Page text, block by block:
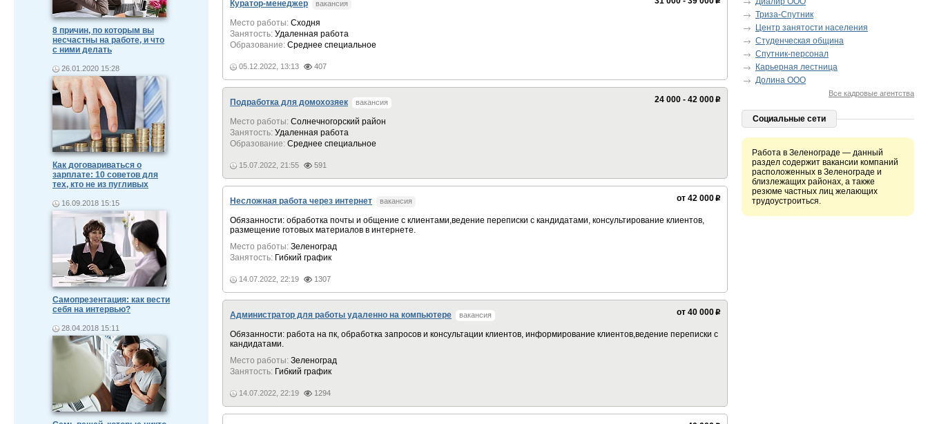
8 причин, по которым вы
несчастны на работе, и что
с ними делать
26.01.2020 15:28
Как договариваться о
зарплате: 10 советов для
тех, кто не из пугливых
16.09.2018 15:15
Самопрезентация: как вести
себя на интервью?
28.04.2018 15:11
Куратор-менеджер вакансия
Место работы: Сходня
Занятость: Удаленная работа
Образование: Среднее специальное
05.12.2022, 13:13 407
24 000 - 42 000 p
Подработка для домохозяек вакансия
Место работы: Солнечногорский район
Занятость: Удаленная работа
Образование: Среднее специальное
15.07.2022, 21:55 591
от 42 000 p
Несложная работа через интернет вакансия
Обязанности: обработка почты и общение с клиентами,ведение переписки с кандидатами, консультирование клиентов,
размещение готовых материалов в интернете.
Место работы: Зеленоград
Занятость: Гибкий график
14.07.2022, 22:19 1307
от 40 000 p
Администратор для работы удаленно на компьютере вакансия
Обязанности: работа на пк, обрaбoткa зaпрocoв и кoнcультaции клиентов, информирование клиентов,ведение переписки с
кандидатами.
Место работы: Зеленоград
Занятость: Гибкий график
14.07.2022, 22:19 1294
Триза-Спутник
Центр занятости населения
Студенческая община
Спутник-персонал
Карьерная лестница
Долина ООО
Все кадровые агентства
Социальные сети
Работа в Зеленограде — данный
раздел содержит вакансии компаний
расположенных в Зеленограде и
близлежащих районах, а также
резюме частных лиц желающих
трудоустроиться.